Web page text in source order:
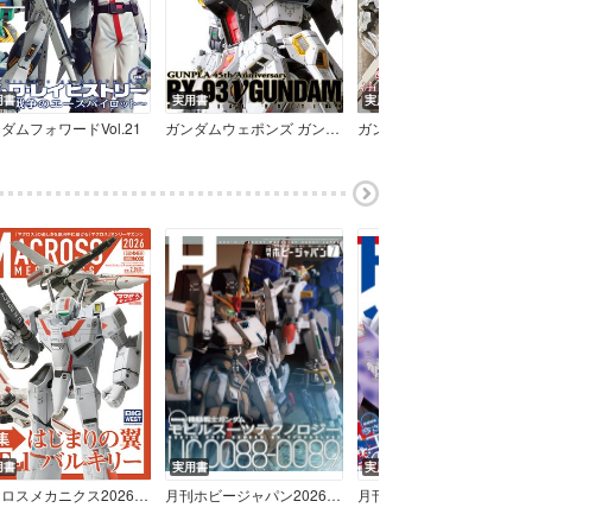
書
ムフォワードVol.21
実用書
ガンダムウェポンズ ガンプラ45周年記念 RX－93 νガンダム編
実用書
ガンダムフォワードVol.20
書
マクロスメカニクス2026【SUMMER】 特集：はじまりの翼 VF－1 バルキリー
実用書
月刊ホビージャパン2026年7月号
実用書